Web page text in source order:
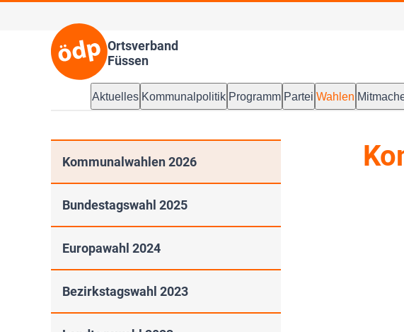
Ortsverband
Füssen
Aktuelles Kommunalpolitik Programm Partei Wahlen
Kommunalwahlen 2026
Bundestagswahl 2025
Europawahl 2024
Bezirkstagswahl 2023